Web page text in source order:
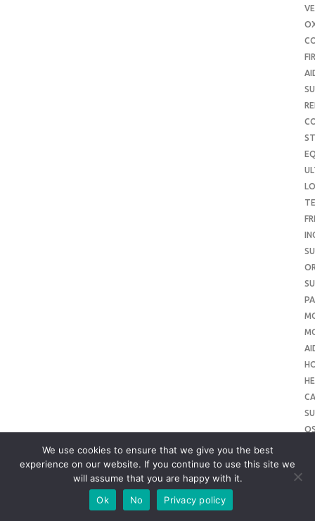
We use cookies to ensure that we give you the best
experience on our website. If you continue to use this site we
will assume that you are happy with it.
Ok
No Privacy policy